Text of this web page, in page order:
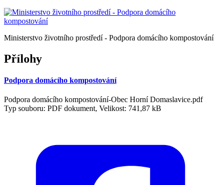
Ministerstvo životního prostředí - Podpora domácího kompostování
Přílohy
Podpora domácího kompostování
Podpora domácího kompostování-Obec Horní Domaslavice.pdf
Typ souboru: PDF dokument, Velikost: 741,87 kB